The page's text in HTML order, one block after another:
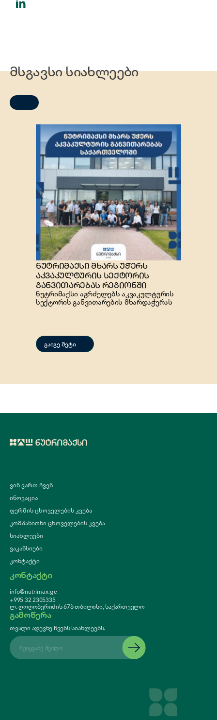
მსგავსი სიახლეები
ნუტრიმაქსი მხარს უჭერს
აკვაკულტურის სექტორის
განვითარებას რეგიონში
ნუტრიმაქსი აგრძელებს აკვაკულტურის
სექტორის განვითარების მხარდაჭერას
გაიგე მეტი
ვინ ვართ ჩვენ
ინოვაცია
ფერმის ცხოველების კვება
კომპანიონი ცხოველების კვება
სიახლეები
ვაკანსიები
კონტაქტი
კონტაქტი
info@nutrimax.ge
+995 32 2305335
ლ. ღოღობერიძის 67ბ თბილისი, საქართველო
გამოწერა
თვალი ადევნე ჩვენს სიახლეებს.